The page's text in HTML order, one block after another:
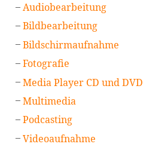
Audiobearbeitung
Bildbearbeitung
Bildschirmaufnahme
Fotografie
Media Player CD und DVD
Multimedia
Podcasting
Videoaufnahme